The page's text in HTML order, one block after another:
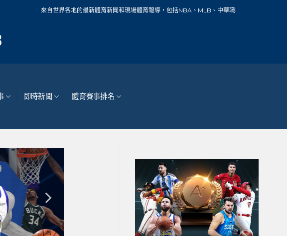
自世界各地的最新體育新聞和現場體育報導，包括NBA、MLB、中華職棒、籃球、網球、足球、賽車、自
即時新聞 體育賽事排名